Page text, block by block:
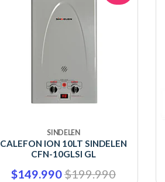
SINDELEN
CALEFON ION 10LT SINDELEN
CFN-10GLSI GL
$149.990$199.990